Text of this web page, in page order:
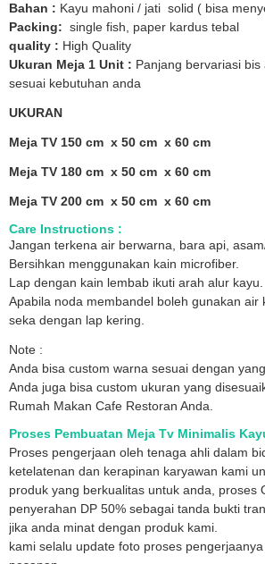
Bahan : Kayu mahoni / jati solid ( bisa
Packing: single fish, paper kardus tebal
quality : High Quality
Ukuran Meja 1 Unit : Panjang bervariasi
sesuai kebutuhan anda
UKURAN
Meja TV 150 cm x 50 cm x 60 cm
Meja TV 180 cm x 50 cm x 60 cm
Meja TV 200 cm x 50 cm x 60 cm
Care Instructions :
Jangan terkena air berwarna, bara api,
Bersihkan menggunakan kain microfiber.
Lap dengan kain lembab ikuti arah alur kayu.
Apabila noda membandel boleh gunakan air
seka dengan lap kering.
Note :
Anda bisa custom warna sesuai dengan
Anda juga bisa custom ukuran yang
Rumah Makan Cafe Restoran Anda.
Proses Pembuatan Meja Tv Minimalis
Proses pengerjaan oleh tenaga ahli dalam
ketelatenan dan kerapinan karyawan kami
produk yang berkualitas untuk anda, proses
penyerahan DP 50% sebagai tanda bukti
jika anda minat dengan produk kami.
kami selalu update foto proses